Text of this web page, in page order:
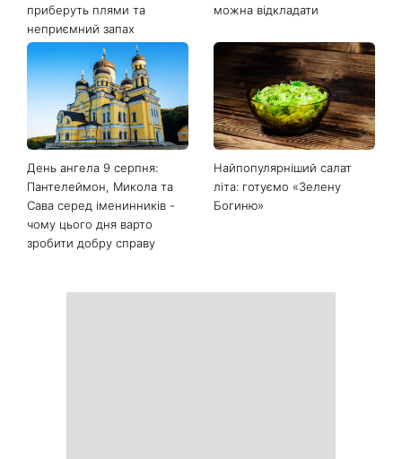
приберуть плями та
неприємний запах
можна відкладати
День ангела 9 серпня:
Пантелеймон, Микола та
Сава серед іменинників -
чому цього дня варто
зробити добру справу
Найпопулярніший салат
літа: готуємо «Зелену
Богиню»